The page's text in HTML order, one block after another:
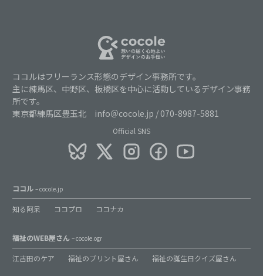
ココルはフリーランス形態のデザイン事務所です。
主に練馬区、中野区、板橋区を中心に活動しているデザイン事務
所です。
東京都練馬区豊玉北 info＠cocole.jp / 070-8987-5881
Official SNS
ココル – cocole.jp
知る阿呆 ココプロ ココナカ
福祉のWEB屋さん – cocole.ogr
江古田のケア 福祉のプリント屋さん 福祉の誕生日クイズ屋さん